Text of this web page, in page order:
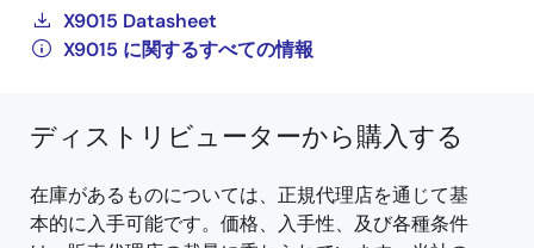
X9015 Datasheet
X9015 に関するすべての情報
ディストリビューターから購入する
在庫があるものについては、正規代理店を通じて基
本的に入手可能です。価格、入手性、及び各種条件